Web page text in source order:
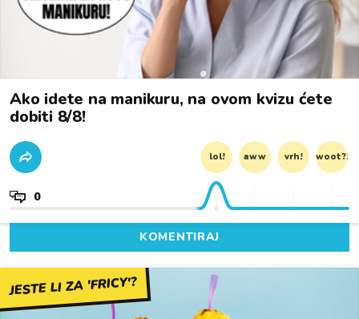
Ako idete na manikuru, na ovom kvizu ćete
dobiti 8/8!
lol! aww vrh! woot?!
0
KOMENTIRAJ
JESTE LI ZA 'FRICY'?